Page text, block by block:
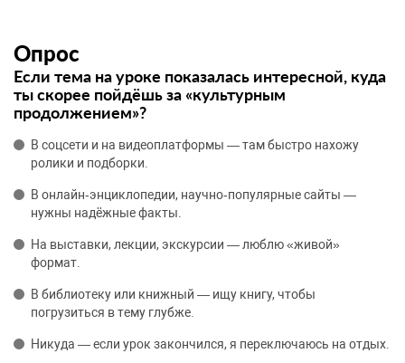
Опрос
Если тема на уроке показалась интересной, куда
ты скорее пойдёшь за «культурным
продолжением»?
В соцсети и на видеоплатформы — там быстро нахожу
ролики и подборки.
В онлайн‑энциклопедии, научно‑популярные сайты —
нужны надёжные факты.
На выставки, лекции, экскурсии — люблю «живой»
формат.
В библиотеку или книжный — ищу книгу, чтобы
погрузиться в тему глубже.
Никуда — если урок закончился, я переключаюсь на отдых.